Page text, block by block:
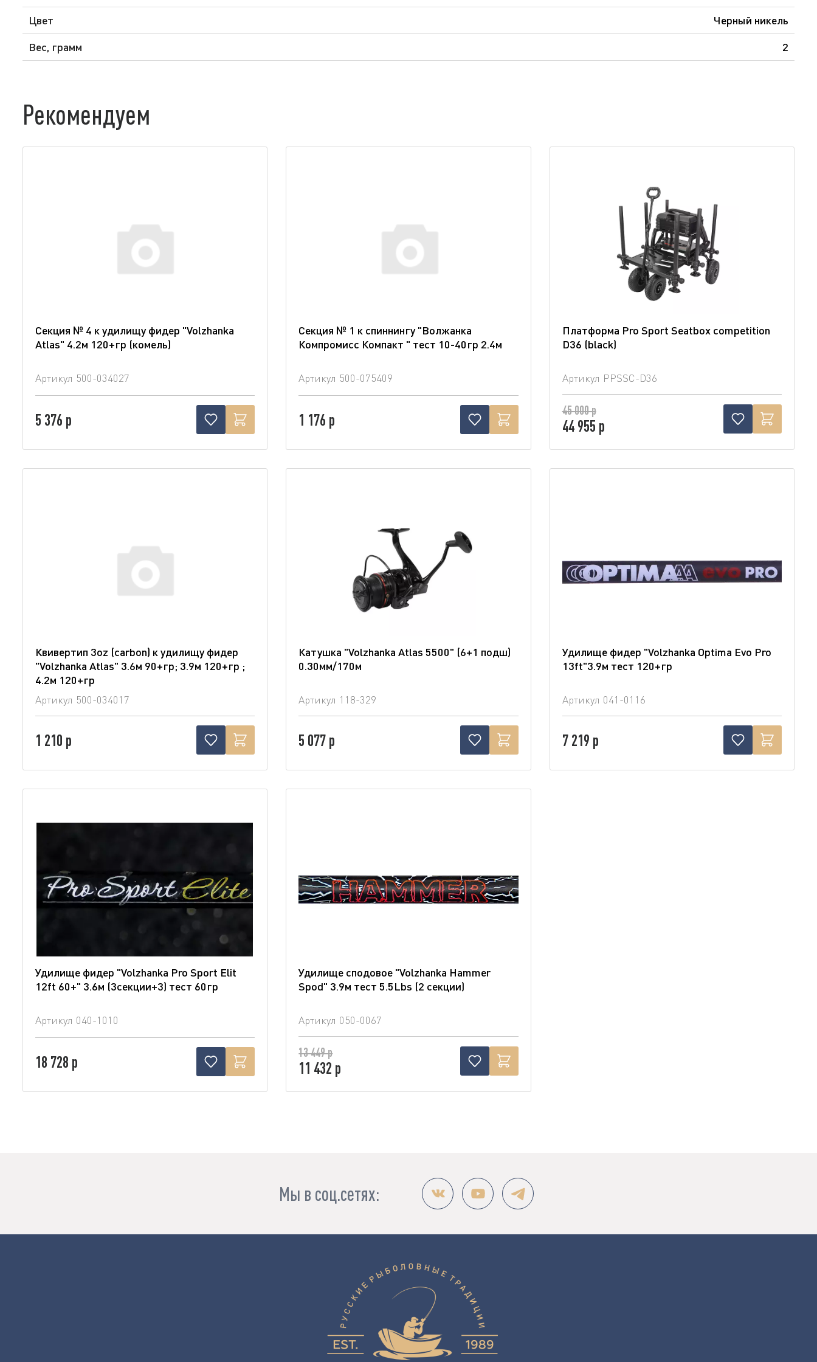
Цвет
Черный никель
Вес, грамм
2
Рекомендуем
Секция № 4 к удилищу фидер "Volzhanka
Atlas" 4.2м 120+гр (комель)
Артикул 500-034027
5 376 р
Секция № 1 к спиннингу "Волжанка
Компромисс Компакт " тест 10-40гр 2.4м
Артикул 500-075409
1 176 р
Платформа Pro Sport Seatbox competition
D36 (blaсk)
Артикул PPSSC-D36
45 000 р
44 955 р
Квивертип 3oz (carbon) к удилищу фидер
"Volzhanka Atlas" 3.6м 90+гр; 3.9м 120+гр ;
4.2м 120+гр
Артикул 500-034017
1 210 р
Катушка "Volzhanka Atlas 5500" (6+1 подш)
0.30мм/170м
Артикул 118-329
5 077 р
Удилище фидер "Volzhanka Optima Evo Pro
13ft"3.9м тест 120+гр
Артикул 041-0116
7 219 р
Удилище фидер "Volzhanka Pro Sport Elit
12ft 60+" 3.6м (3секции+3) тест 60гр
Артикул 040-1010
18 728 р
Удилище сподовое "Volzhanka Hammer
Spod" 3.9м тест 5.5Lbs (2 секции)
Артикул 050-0067
13 449 р
11 432 р
Мы в соц.сетях: